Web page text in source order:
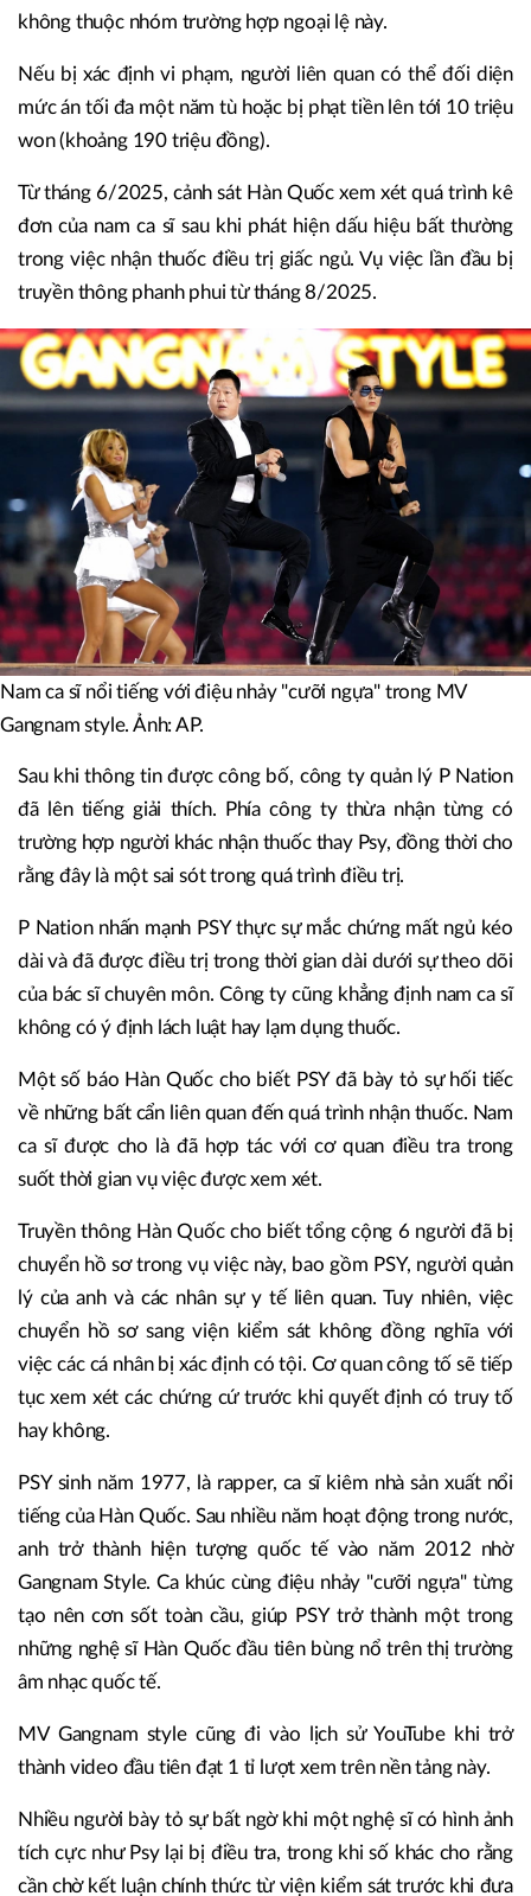
không thuộc nhóm trường hợp ngoại lệ này.
Nếu bị xác định vi phạm, người liên quan có thể đối diện
mức án tối đa một năm tù hoặc bị phạt tiền lên tới 10 triệu
won (khoảng 190 triệu đồng).
Từ tháng 6/2025, cảnh sát Hàn Quốc xem xét quá trình kê
đơn của nam ca sĩ sau khi phát hiện dấu hiệu bất thường
trong việc nhận thuốc điều trị giấc ngủ. Vụ việc lần đầu bị
truyền thông phanh phui từ tháng 8/2025.
Nam ca sĩ nổi tiếng với điệu nhảy "cưỡi ngựa" trong MV
Gangnam style. Ảnh: AP.
Sau khi thông tin được công bố, công ty quản lý P Nation
đã lên tiếng giải thích. Phía công ty thừa nhận từng có
trường hợp người khác nhận thuốc thay Psy, đồng thời cho
rằng đây là một sai sót trong quá trình điều trị.
P Nation nhấn mạnh PSY thực sự mắc chứng mất ngủ kéo
dài và đã được điều trị trong thời gian dài dưới sự theo dõi
của bác sĩ chuyên môn. Công ty cũng khẳng định nam ca sĩ
không có ý định lách luật hay lạm dụng thuốc.
Một số báo Hàn Quốc cho biết PSY đã bày tỏ sự hối tiếc
về những bất cẩn liên quan đến quá trình nhận thuốc. Nam
ca sĩ được cho là đã hợp tác với cơ quan điều tra trong
suốt thời gian vụ việc được xem xét.
Truyền thông Hàn Quốc cho biết tổng cộng 6 người đã bị
chuyển hồ sơ trong vụ việc này, bao gồm PSY, người quản
lý của anh và các nhân sự y tế liên quan. Tuy nhiên, việc
chuyển hồ sơ sang viện kiểm sát không đồng nghĩa với
việc các cá nhân bị xác định có tội. Cơ quan công tố sẽ tiếp
tục xem xét các chứng cứ trước khi quyết định có truy tố
hay không.
PSY sinh năm 1977, là rapper, ca sĩ kiêm nhà sản xuất nổi
tiếng của Hàn Quốc. Sau nhiều năm hoạt động trong nước,
anh trở thành hiện tượng quốc tế vào năm 2012 nhờ
Gangnam Style. Ca khúc cùng điệu nhảy "cưỡi ngựa" từng
tạo nên cơn sốt toàn cầu, giúp PSY trở thành một trong
những nghệ sĩ Hàn Quốc đầu tiên bùng nổ trên thị trường
âm nhạc quốc tế.
MV Gangnam style cũng đi vào lịch sử YouTube khi trở
thành video đầu tiên đạt 1 tỉ lượt xem trên nền tảng này.
Nhiều người bày tỏ sự bất ngờ khi một nghệ sĩ có hình ảnh
tích cực như Psy lại bị điều tra, trong khi số khác cho rằng
cần chờ kết luận chính thức từ viện kiểm sát trước khi đưa